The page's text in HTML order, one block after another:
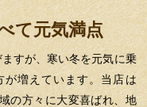
て元気満点
すが、寒い冬を元気に乗
が増えています。当店は
の方々に大変喜ばれ、地